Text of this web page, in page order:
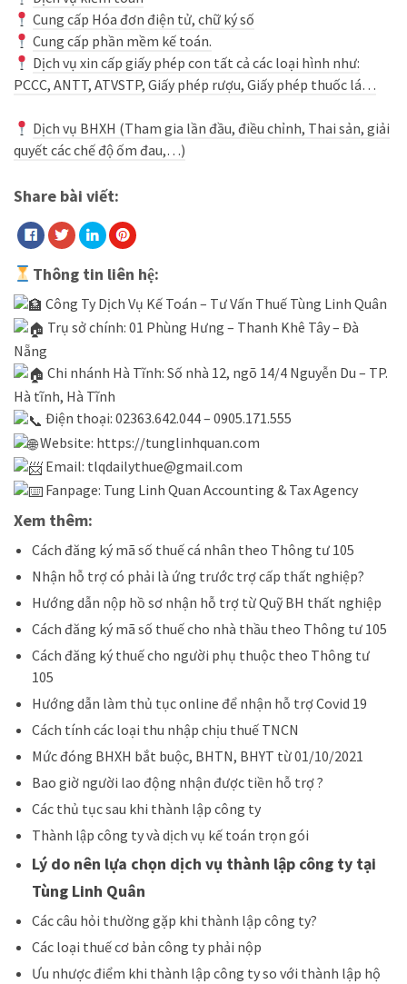
Cung cấp Hóa đơn điện tử, chữ ký số
Cung cấp phần mềm kế toán.
Dịch vụ xin cấp giấy phép con tất cả các loại hình như:
PCCC, ANTT, ATVSTP, Giấy phép rượu, Giấy phép thuốc lá…
Dịch vụ BHXH (Tham gia lần đầu, điều chỉnh, Thai sản, giải
quyết các chế độ ốm đau,…)
Share bài viết:
Thông tin liên hệ:
Công Ty Dịch Vụ Kế Toán – Tư Vấn Thuế Tùng Linh Quân
Trụ sở chính: 01 Phùng Hưng – Thanh Khê Tây – Đà
Nẵng
Chi nhánh Hà Tĩnh: Số nhà 12, ngõ 14/4 Nguyễn Du – TP.
Hà tĩnh, Hà Tĩnh
Điện thoại: 02363.642.044 – 0905.171.555
Website: https://tunglinhquan.com
Email: tlqdailythue@gmail.com
Fanpage: Tung Linh Quan Accounting & Tax Agency
Xem thêm:
Cách đăng ký mã số thuế cá nhân theo Thông tư 105
Nhận hỗ trợ có phải là ứng trước trợ cấp thất nghiệp?
Hướng dẫn nộp hồ sơ nhận hỗ trợ từ Quỹ BH thất nghiệp
Cách đăng ký mã số thuế cho nhà thầu theo Thông tư 105
Cách đăng ký thuế cho người phụ thuộc theo Thông tư
105
Hướng dẫn làm thủ tục online để nhận hỗ trợ Covid 19
Cách tính các loại thu nhập chịu thuế TNCN
Mức đóng BHXH bắt buộc, BHTN, BHYT từ 01/10/2021
Bao giờ người lao động nhận được tiền hỗ trợ ?
Các thủ tục sau khi thành lập công ty
Thành lập công ty và dịch vụ kế toán trọn gói
Lý do nên lựa chọn dịch vụ thành lập công ty tại
Tùng Linh Quân
Các câu hỏi thường gặp khi thành lập công ty?
Các loại thuế cơ bản công ty phải nộp
Ưu nhược điểm khi thành lập công ty so với thành lập hộ